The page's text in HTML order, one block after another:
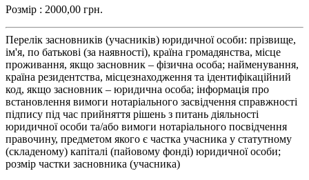
Розмір : 2000,00 грн.
Перелік засновників (учасників) юридичної особи: прізвище,
ім'я, по батькові (за наявності), країна громадянства, місце
проживання, якщо засновник – фізична особа; найменування,
країна резидентства, місцезнаходження та ідентифікаційний
код, якщо засновник – юридична особа; інформація про
встановлення вимоги нотаріального засвідчення справжності
підпису під час прийняття рішень з питань діяльності
юридичної особи та/або вимоги нотаріального посвідчення
правочину, предметом якого є частка учасника у статутному
(складеному) капіталі (пайовому фонді) юридичної особи;
розмір частки засновника (учасника)